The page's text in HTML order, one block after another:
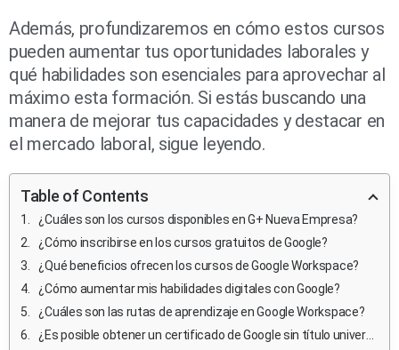
Además, profundizaremos en cómo estos cursos
pueden aumentar tus oportunidades laborales y
qué habilidades son esenciales para aprovechar al
máximo esta formación. Si estás buscando una
manera de mejorar tus capacidades y destacar en
el mercado laboral, sigue leyendo.
Table of Contents
¿Cuáles son los cursos disponibles en G+ Nueva Empresa?
¿Cómo inscribirse en los cursos gratuitos de Google?
¿Qué beneficios ofrecen los cursos de Google Workspace?
¿Cómo aumentar mis habilidades digitales con Google?
¿Cuáles son las rutas de aprendizaje en Google Workspace?
¿Es posible obtener un certificado de Google sin título universitario?